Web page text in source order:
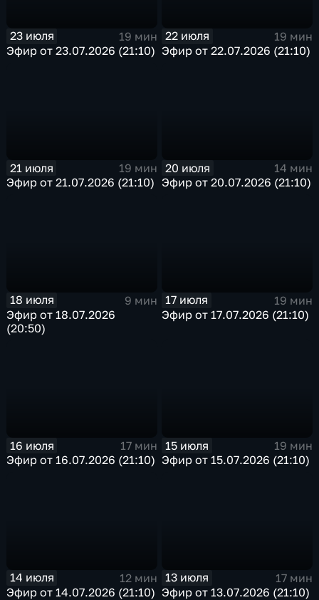
23 июля
19 мин
Эфир от 23.07.2026 (21:10)
22 июля
19 мин
Эфир от 22.07.2026 (21:10)
21 июля
19 мин
Эфир от 21.07.2026 (21:10)
20 июля
14 мин
Эфир от 20.07.2026 (21:10)
18 июля
9 мин
Эфир от 18.07.2026
(20:50)
17 июля
19 мин
Эфир от 17.07.2026 (21:10)
16 июля
17 мин
Эфир от 16.07.2026 (21:10)
15 июля
19 мин
Эфир от 15.07.2026 (21:10)
14 июля
12 мин
Эфир от 14.07.2026 (21:10)
13 июля
17 мин
Эфир от 13.07.2026 (21:10)